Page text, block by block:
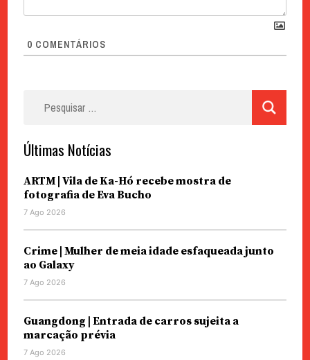
0 COMENTÁRIOS
Últimas Notícias
ARTM | Vila de Ka-Hó recebe mostra de
fotografia de Eva Bucho
7 Ago 2026
Crime | Mulher de meia idade esfaqueada junto
ao Galaxy
7 Ago 2026
Guangdong | Entrada de carros sujeita a
marcação prévia
7 Ago 2026